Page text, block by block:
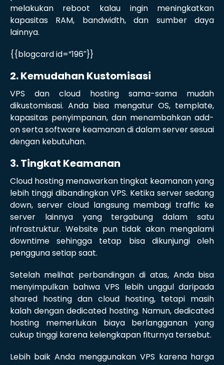
melakukan reboot kalau ingin meningkatkan
kapasitas RAM, bandwidth, dan sumber daya
lainnya.
{{blogcard id=”196″}}
2. Kemudahan Kustomisasi
VPS dan cloud hosting sama-sama mudah
dikustomisasi. Anda bisa mengatur OS, template,
kapasitas penyimpanan, dan menambahkan add-
on serta software keamanan di dalam server sesuai
dengan kebutuhan.
3. Tingkat Keamanan
Cloud hosting menawarkan tingkat keamanan yang
lebih tinggi dibandingkan VPS. Ketika server sedang
down, server cloud langsung membagi traffic ke
server lainnya yang tergabung dalam satu
infrastruktur. Website pun tidak akan mengalami
downtime sehingga tetap bisa dikunjungi oleh
pengguna setiap saat.
Setelah melihat perbandingan di atas, Anda bisa
menyimpulkan bahwa VPS lebih unggul daripada
shared hosting dan cloud hosting, tetapi masih
kalah dengan dedicated hosting. Namun, dedicated
hosting memerlukan biaya berlangganan yang
cukup tinggi karena kelengkapan fiturnya tersebut.
Lebih baik Anda menggunakan VPS karena harga